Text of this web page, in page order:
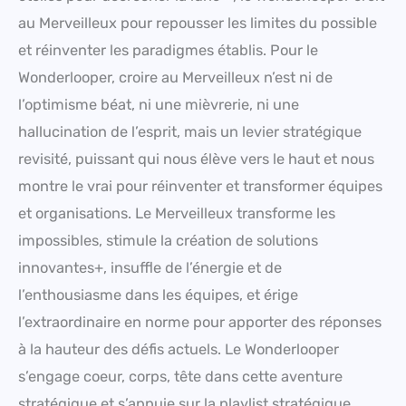
au Merveilleux pour repousser les limites du possible
et réinventer les paradigmes établis. Pour le
Wonderlooper, croire au Merveilleux n’est ni de
l’optimisme béat, ni une mièvrerie, ni une
hallucination de l’esprit, mais un levier stratégique
revisité, puissant qui nous élève vers le haut et nous
montre le vrai pour réinventer et transformer équipes
et organisations. Le Merveilleux transforme les
impossibles, stimule la création de solutions
innovantes+, insuffle de l’énergie et de
l’enthousiasme dans les équipes, et érige
l’extraordinaire en norme pour apporter des réponses
à la hauteur des défis actuels. Le Wonderlooper
s’engage coeur, corps, tête dans cette aventure